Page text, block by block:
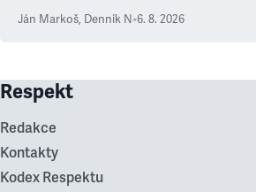
Ján Markoš, Denník N•6. 8. 2026
Respekt
Redakce
Kontakty
Kodex Respektu